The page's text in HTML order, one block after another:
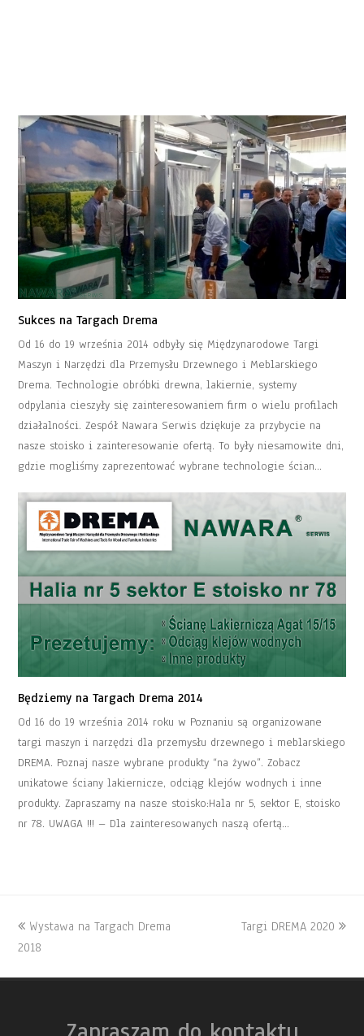
Sukces na Targach Drema
Od 16 do 19 września 2014 odbyły się Międzynarodowe Targi
Maszyn i Narzędzi dla Przemysłu Drzewnego i Meblarskiego
Drema. Technologie obróbki drewna, lakiernie, systemy
odpylania cieszyły się zainteresowaniem firm o wielu profilach
działalności. Zespół Nawara Serwis dziękuje za przybycie na
nasze stoisko i zainteresowanie ofertą. To były niesamowite dni,
gdzie mogliśmy zaprezentować wybrane technologie ścian…
Będziemy na Targach Drema 2014
Od 16 do 19 września 2014 roku w Poznaniu są organizowane
targi maszyn i narzędzi dla przemysłu drzewnego i meblarskiego
DREMA. Poznaj nasze wybrane produkty “na żywo”. Zobacz
unikatowe ściany lakiernicze, odciąg klejów wodnych i inne
produkty. Zapraszamy na nasze stoisko:Hala nr 5, sektor E, stoisko
nr 78. UWAGA !!! – Dla zainteresowanych naszą ofertą…
Wystawa na Targach Drema
2018
Targi DREMA 2020